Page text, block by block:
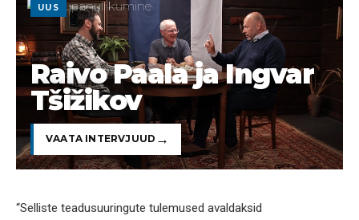
UUS
Raivo Paala ja Ingvar
Tšižikov
VAATA INTERVJUUD
“Selliste teadusuuringute tulemused avaldaksid